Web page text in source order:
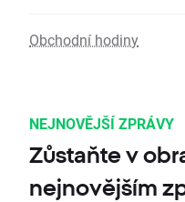
Obchodní hodiny
NEJNOVĚJŠÍ ZPRÁVY
Zůstaňte v
nejnovějším